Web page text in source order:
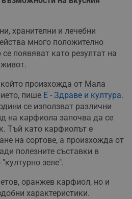
хранителни и лечебни
много положително
появяват като резултат на
произхожда от Мала
пише Е - Здраве и култура.
се използват различни
на карфиола започва да се
Тъй като карфиолът е
на сортове, а произхожда от
полезните съставки в
зеле".
оранжев карфиол, но и
характеристики.